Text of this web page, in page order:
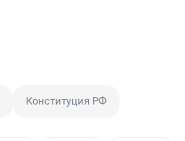
Конституция РФ